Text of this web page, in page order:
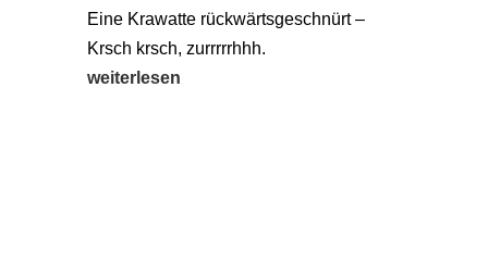
Eine Kra­wat­te rück­wärts­ge­schnürt –
Krsch krsch, zurrrr­rhhh.
wei­ter­le­sen